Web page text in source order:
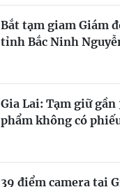
Bắt tạm giam Giám
tỉnh Bắc Ninh
Gia Lai: Tạm giữ gần
phẩm không có
39 điểm camera tại